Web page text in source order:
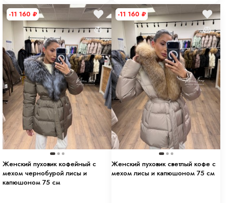
-11 160 ₽
Женский пуховик кофейный с
мехом чернобурой лисы и
капюшоном 75 см
-11 160 ₽
Женский пуховик светлый кофе с
мехом лисы и капюшоном 75 см